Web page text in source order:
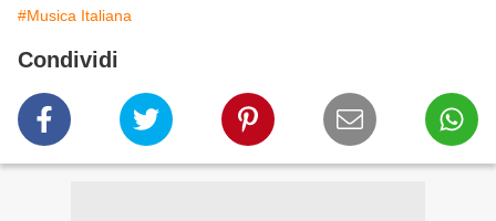
#Musica Italiana
Condividi